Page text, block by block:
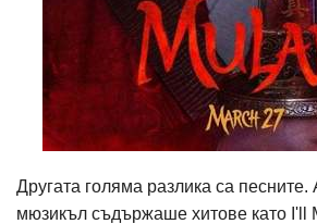
Другата голяма разлика са
мюзикъл съдържаше хитове като I'll